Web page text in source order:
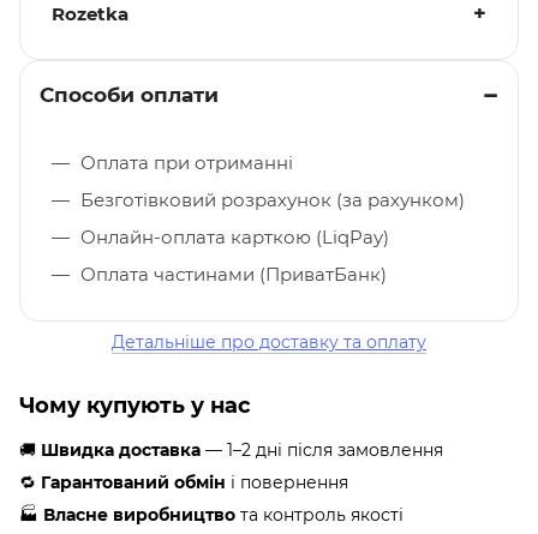
Rozetka
Способи оплати
Оплата при отриманні
Безготівковий розрахунок (за рахунком)
Онлайн-оплата карткою (LiqPay)
Оплата частинами (ПриватБанк)
Детальніше про доставку та оплату
Чому купують у нас
🚚 Швидка доставка — 1–2 дні після замовлення
🔁 Гарантований обмін і повернення
🏭 Власне виробництво та контроль якості